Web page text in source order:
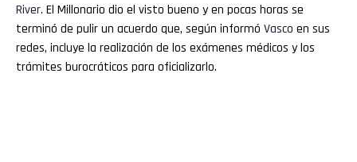
River. El Millonario dio el visto bueno y en pocas horas se
terminó de pulir un acuerdo que, según informó Vasco en sus
redes, incluye la realización de los exámenes médicos y los
trámites burocráticos para oficializarlo.